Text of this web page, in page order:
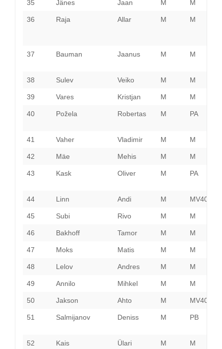
35 Jänes Jaan M M
36 Raja Allar M M
37 Bauman Jaanus M M
38 Sulev Veiko M M
39 Vares Kristjan M M
40 Požela Robertas M PA
41 Vaher Vladimir M M
42 Mäe Mehis M M
43 Kask Oliver M PA
44 Linn Andi M MV40
45 Subi Rivo M M
46 Bakhoff Tamor M M
47 Moks Matis M M
48 Lelov Andres M M
49 Annilo Mihkel M M
50 Jakson Ahto M MV40
51 Salmijanov Deniss M PB
52 Kais Ülari M M